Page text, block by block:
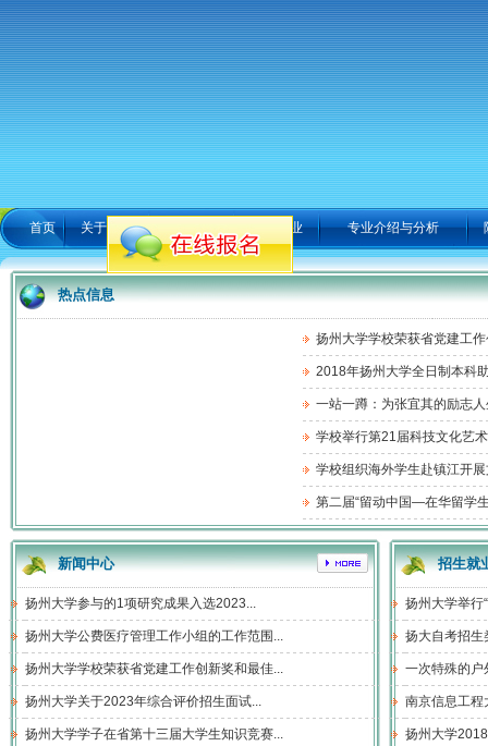
首页 关于我们 招生就业 专业介绍与分析
热点信息
扬州大学学校荣获省党建工
2018年扬州大学全日制本科
一站一蹲：为张宜其的励志
学校举行第21届科技文化艺
学校组织海外学生赴镇江开
第二届“留动中国—在华留学
新闻中心
扬州大学参与的1项研究成果入选2023...
扬州大学公费医疗管理工作小组的工作范围...
扬州大学学校荣获省党建工作创新奖和最佳...
扬州大学关于2023年综合评价招生面试...
扬州大学学子在省第十三届大学生知识竞赛...
招生就
扬州大学举行
扬大自考招生
一次特殊的户
南京信息工程
扬州大学